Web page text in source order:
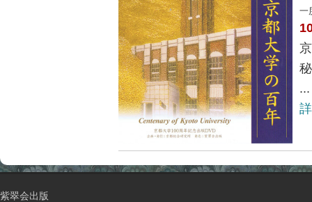
一
...
紫翠会出版